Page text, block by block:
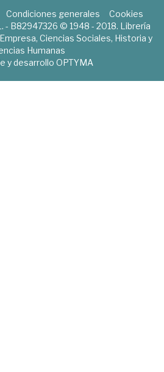
Condiciones generales
Cookies
- B82947326 © 1948 - 2018. Librería
Ciencias Sociales, Historia y
Humanas
y desarrollo OPTYMA